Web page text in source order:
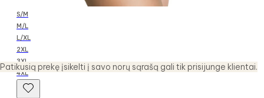
Patikusią prekę įsikelti į savo norų sąrašą gali tik prisijunge klientai.
S/M
M/L
L/XL
2XL
3XL
4XL